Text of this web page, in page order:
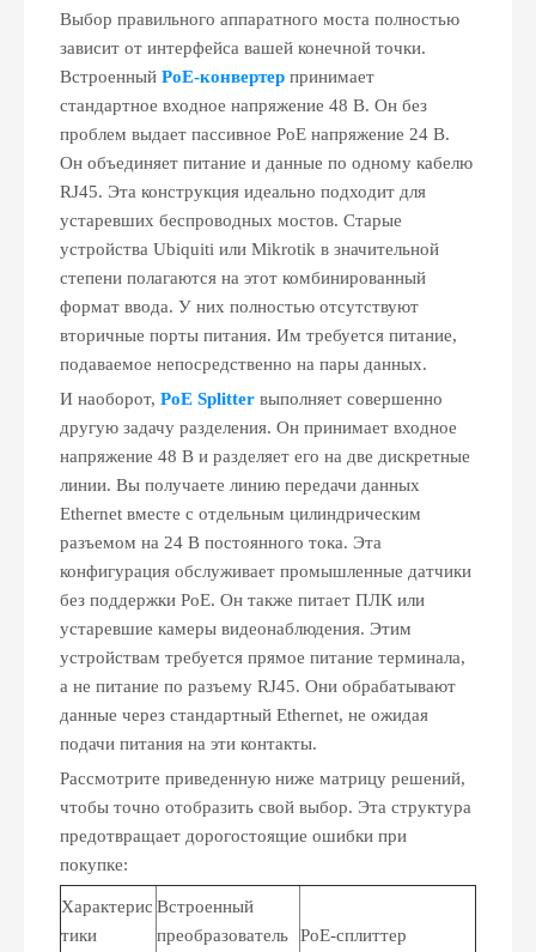
Выбор правильного аппаратного моста полностью
зависит от интерфейса вашей конечной точки.
Встроенный PoE-конвертер принимает
стандартное входное напряжение 48 В. Он без
проблем выдает пассивное PoE напряжение 24 В.
Он объединяет питание и данные по одному кабелю
RJ45. Эта конструкция идеально подходит для
устаревших беспроводных мостов. Старые
устройства Ubiquiti или Mikrotik в значительной
степени полагаются на этот комбинированный
формат ввода. У них полностью отсутствуют
вторичные порты питания. Им требуется питание,
подаваемое непосредственно на пары данных.
И наоборот, PoE Splitter выполняет совершенно
другую задачу разделения. Он принимает входное
напряжение 48 В и разделяет его на две дискретные
линии. Вы получаете линию передачи данных
Ethernet вместе с отдельным цилиндрическим
разъемом на 24 В постоянного тока. Эта
конфигурация обслуживает промышленные датчики
без поддержки PoE. Он также питает ПЛК или
устаревшие камеры видеонаблюдения. Этим
устройствам требуется прямое питание терминала,
а не питание по разъему RJ45. Они обрабатывают
данные через стандартный Ethernet, не ожидая
подачи питания на эти контакты.
Рассмотрите приведенную ниже матрицу решений,
чтобы точно отобразить свой выбор. Эта структура
предотвращает дорогостоящие ошибки при
покупке:
Характерис
тики
Встроенный
преобразователь
PoE-сплиттер